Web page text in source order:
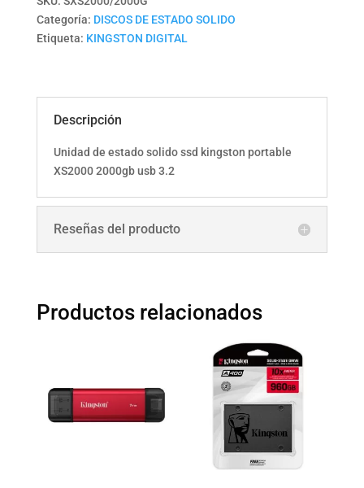
2000gb
usb
Categoría: DISCOS DE ESTADO SOLIDO
Etiqueta: KINGSTON DIGITAL
Descripción
Unidad de estado solido ssd kingston portable
XS2000 2000gb usb 3.2
Reseñas del producto
Productos relacionados